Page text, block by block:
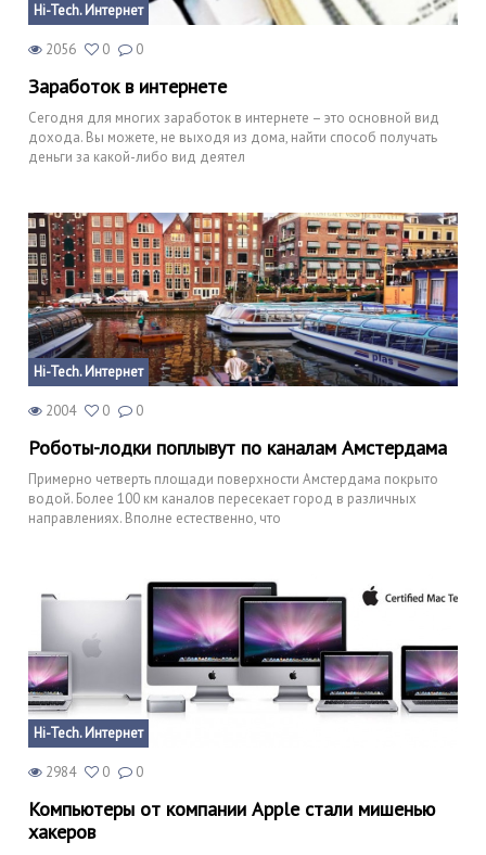
Hi-Tech. Интернет
2056 0 0
Заработок в интернете
Сегодня для многих заработок в интернете – это основной вид
дохода. Вы можете, не выходя из дома, найти способ получать
деньги за какой-либо вид деятел
Hi-Tech. Интернет
2004 0 0
Роботы-лодки поплывут по каналам Амстердама
Примерно четверть площади поверхности Амстердама покрыто
водой. Более 100 км каналов пересекает город в различных
направлениях. Вполне естественно, что
Hi-Tech. Интернет
2984 0 0
Компьютеры от компании Apple стали мишенью
хакеров